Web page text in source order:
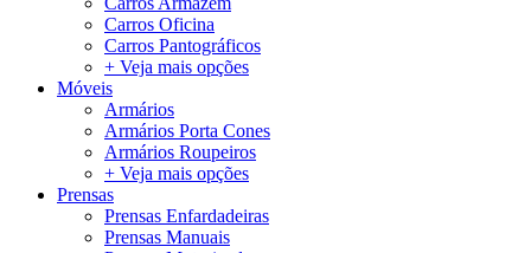
Carros Oficina
Carros Pantográficos
+ Veja mais opções
Móveis
Armários
Armários Porta Cones
Armários Roupeiros
+ Veja mais opções
Prensas
Prensas Enfardadeiras
Prensas Manuais